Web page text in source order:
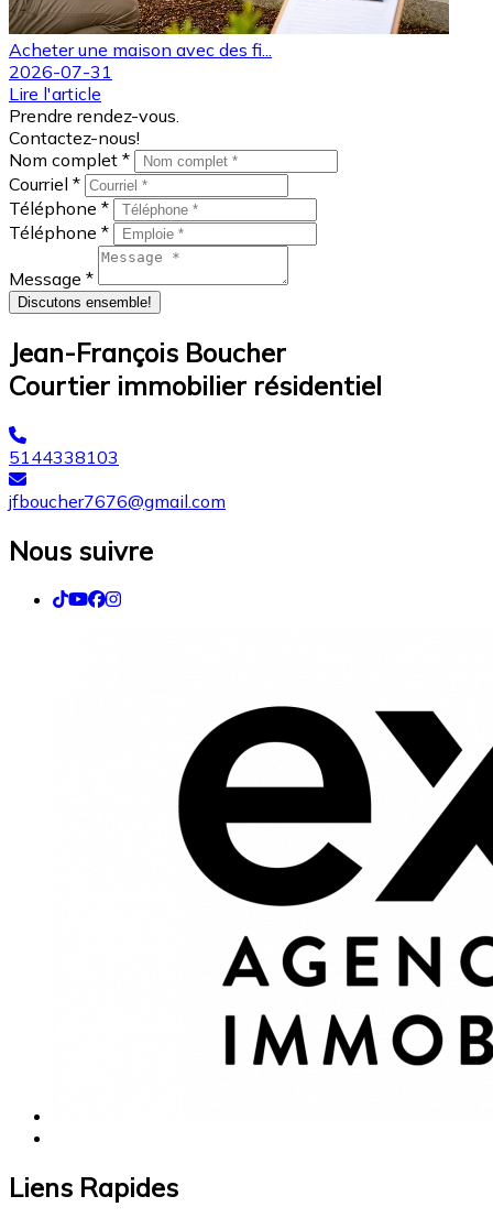
Acheter une maison avec des fi...
2026-07-31
Lire l'article
Prendre rendez-vous.
Contactez-nous!
Nom complet *
Courriel *
Téléphone *
Téléphone *
Message *
Discutons ensemble!
Jean-François Boucher
Courtier immobilier résidentiel
5144338103
jfboucher7676@gmail.com
Nous suivre
Liens Rapides